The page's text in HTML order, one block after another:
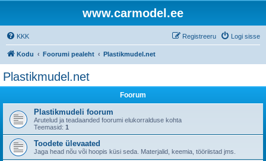
www.carmodel.ee
KKK Logi sisse
Registreeru
Kodu Foorumi pealeht Plastikmudel.net
Plastikmudel.net
Foorum
Plastikmudeli foorum
Arutelud ja teadaanded foorumi elukorralduse kohta
Teemasid: 1
Toodete ülevaated
Jaga head nõu või hoopis küsi seda. Materjalid, keemia, tööriistad jms.